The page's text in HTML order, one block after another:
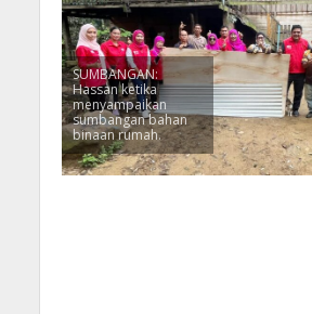
SUMBANGAN:
Hassan ketika
menyampaikan
sumbangan bahan
binaan rumah.